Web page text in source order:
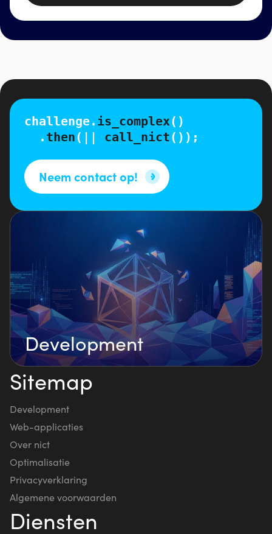
challenge. is_complex()
. then(|| call_nict());
Neem contact op!
Development
Sitemap
Development
Web-applicaties
Over nict
Optimalisatie
Privacyverklaring
Algemene voorwaarden
Diensten